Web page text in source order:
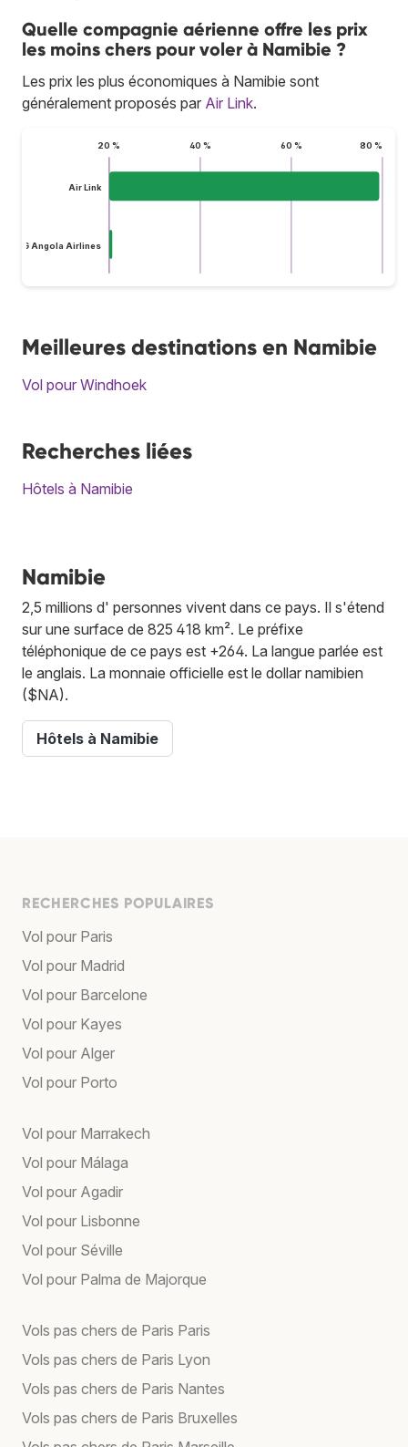
Quelle compagnie aérienne offre les prix
les moins chers pour voler à Namibie ?
Les prix les plus économiques à Namibie sont
généralement proposés par Air Link.
20 % 40 % 60 % 80 %
Air Link
TAAG Angola Airlines
Meilleures destinations en Namibie
Vol pour Windhoek
Recherches liées
Hôtels à Namibie
Namibie
2,5 millions d' personnes vivent dans ce pays. Il s'étend
sur une surface de 825 418 km². Le préfixe
téléphonique de ce pays est +264. La langue parlée est
le anglais. La monnaie officielle est le dollar namibien
($NA).
Hôtels à Namibie
RECHERCHES POPULAIRES
Vol pour Paris
Vol pour Madrid
Vol pour Barcelone
Vol pour Kayes
Vol pour Alger
Vol pour Porto
Vol pour Marrakech
Vol pour Málaga
Vol pour Agadir
Vol pour Lisbonne
Vol pour Séville
Vol pour Palma de Majorque
Vols pas chers de Paris Paris
Vols pas chers de Paris Lyon
Vols pas chers de Paris Nantes
Vols pas chers de Paris Bruxelles